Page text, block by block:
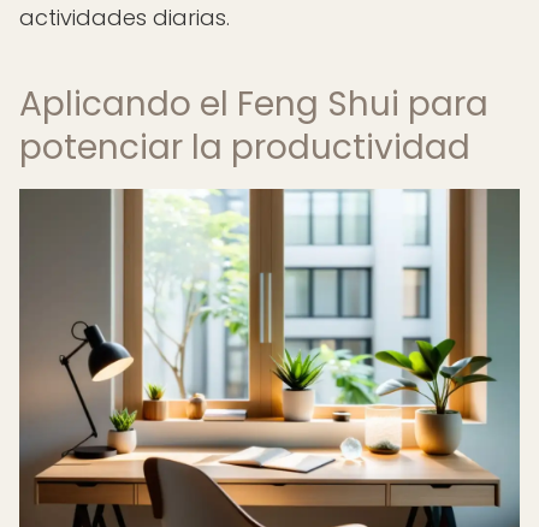
actividades diarias.
Aplicando el Feng Shui para
potenciar la productividad